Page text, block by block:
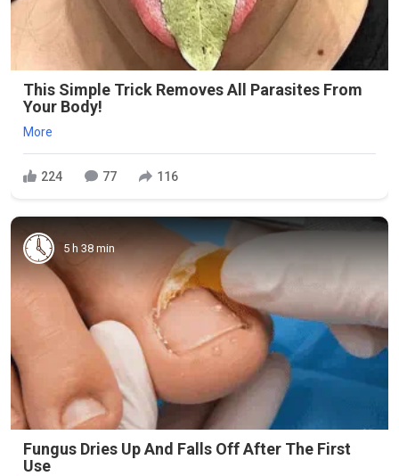
This Simple Trick Removes All Parasites From
Your Body!
More
224 77 116
5 h 38 min
Fungus Dries Up And Falls Off After The First
Use